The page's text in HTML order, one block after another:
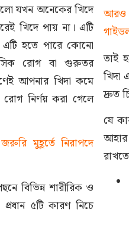
যখন অনেকের খিদে
খিদে পায় না। এটি
হতে পারে কোনো
রোগ বা গুরুতর
আপনার খিদা কমে
নির্ণয় করা গেলে
মুহূর্তে নিরাপদে
বিভিন্ন শারীরিক ও
৫টি কারণ নিচে
আরও
তাই
খিদা
দ্রুত
যে
আহার